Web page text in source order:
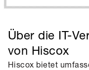
Über die IT-
von Hiscox
Hiscox bietet